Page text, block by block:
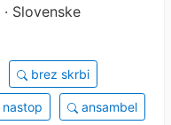
· Slovenske
brez skrbi
nastop ansambel